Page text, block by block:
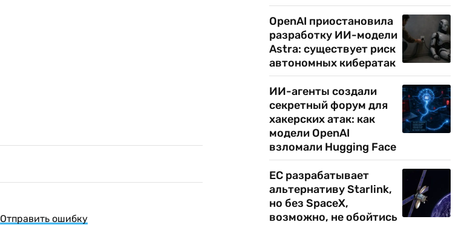
Отправить ошибку
OpenAI приостановила
разработку ИИ-модели
Astra: существует риск
автономных кибератак
ИИ-агенты создали
секретный форум для
хакерских атак: как
модели OpenAI
взломали Hugging Face
ЕС разрабатывает
альтернативу Starlink,
но без SpaceX,
возможно, не обойтись